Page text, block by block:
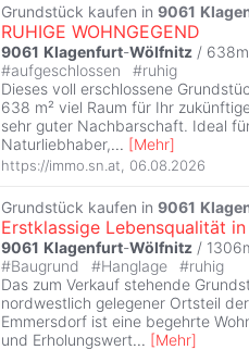
Grundstück kaufen in 9061
RUHIGE WOHNGEGEND
9061 Klagenfurt-Wölfnitz /
#aufgeschlossen #ruhig
Dieses voll erschlossene
638 m² viel Raum für Ihr
sehr guter Nachbarschaft. Ideal
Naturliebhaber,... [Mehr]
https://immo.sn.at 06.08.2026
Grundstück kaufen in 9061
Erstklassige Lebensqualität
9061 Klagenfurt-Wölfnitz /
#Baugrund #Hanglage #ruhig
Das zum Verkauf stehende
nordwestlich gelegener Ortsteil
Emmersdorf ist eine begehrte
und Erholungswert... [Mehr]